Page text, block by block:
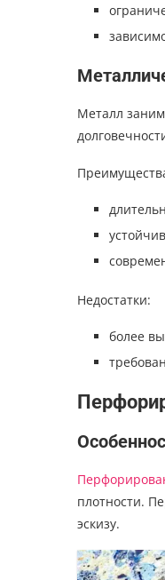
Металл
Недостатки:
более
плотности.
эскизу.